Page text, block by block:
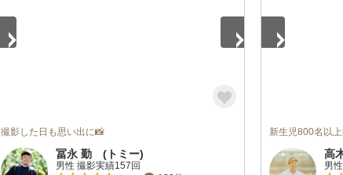
撮影した日も思い出に📸
冨永 勤 (トミー)
男性 撮影実績157回
新生児800名以
高
男